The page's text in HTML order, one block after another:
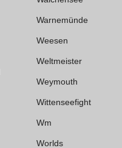
Warnemünde
Weesen
Weltmeister
Weymouth
Wittenseefight
Wm
Worlds